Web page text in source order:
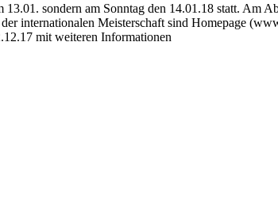
sondern am Sonntag den 14.01.18 statt. Am
internationalen Meisterschaft sind Homepage
mit weiteren Informationen